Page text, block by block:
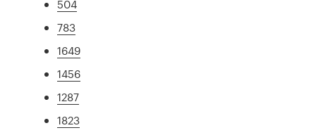
504
783
1649
1456
1287
1823